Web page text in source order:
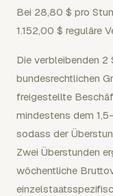
Bei 28,80 $ pro
1.152,00 $ reguläre
Die verbleibenden 2
bundesrechtlichen
freigestellte
mindestens dem
sodass der
Zwei Überstunden
wöchentliche